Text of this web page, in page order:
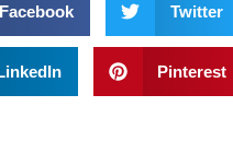
Facebook Twitter
Pinterest